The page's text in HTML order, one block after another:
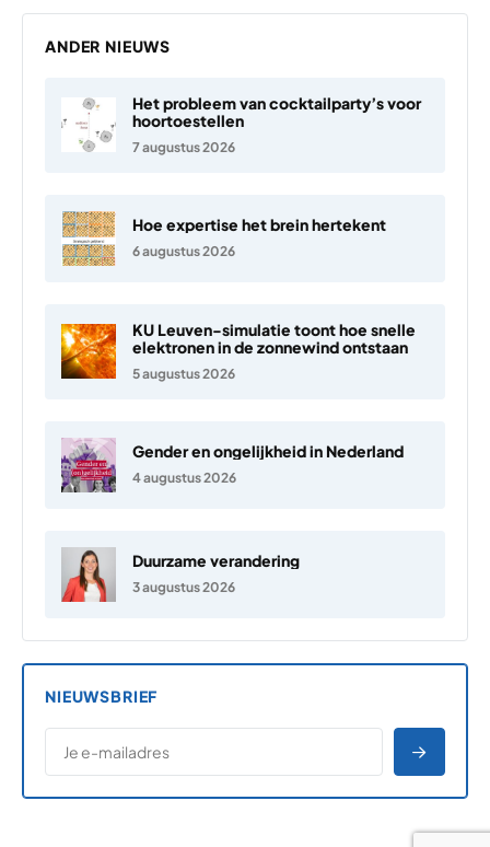
ANDER NIEUWS
Het probleem van cocktailparty’s voor
hoortoestellen
7 augustus 2026
Hoe expertise het brein hertekent
6 augustus 2026
KU Leuven-simulatie toont hoe snelle
elektronen in de zonnewind ontstaan
5 augustus 2026
Gender en ongelijkheid in Nederland
4 augustus 2026
Duurzame verandering
3 augustus 2026
NIEUWSBRIEF
E-MAILADRES
*